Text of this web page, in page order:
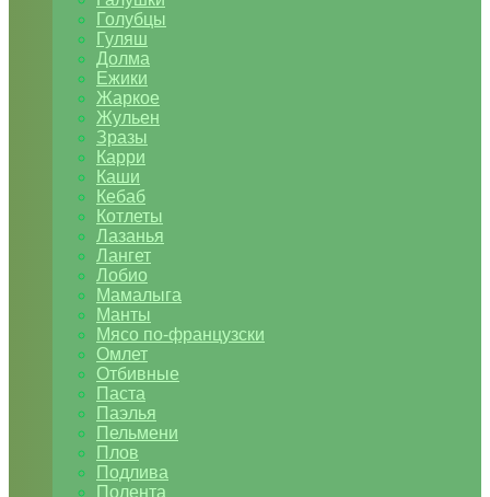
Голубцы
Гуляш
Долма
Ежики
Жаркое
Жульен
Зразы
Карри
Каши
Кебаб
Котлеты
Лазанья
Лангет
Лобио
Мамалыга
Манты
Мясо по-французски
Омлет
Отбивные
Паста
Паэлья
Пельмени
Плов
Подлива
Полента